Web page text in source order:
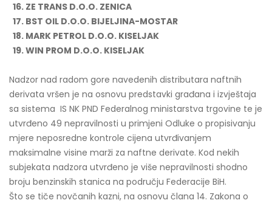
16. ZE TRANS D.O.O. ZENICA
17. BST OIL D.O.O. BIJELJINA-MOSTAR
18. MARK PETROL D.O.O. KISELJAK
19. WIN PROM D.O.O. KISELJAK
Nadzor nad radom gore navedenih distributara naftnih
derivata vršen je na osnovu predstavki građana i izvještaja
sa sistema IS NK PND Federalnog ministarstva trgovine te je
utvrđeno 49 nepravilnosti u primjeni Odluke o propisivanju
mjere neposredne kontrole cijena utvrđivanjem
maksimalne visine marži za naftne derivate. Kod nekih
subjekata nadzora utvrđeno je više nepravilnosti shodno
broju benzinskih stanica na području Federacije BiH.
Što se tiče novčanih kazni, na osnovu člana 14. Zakona o